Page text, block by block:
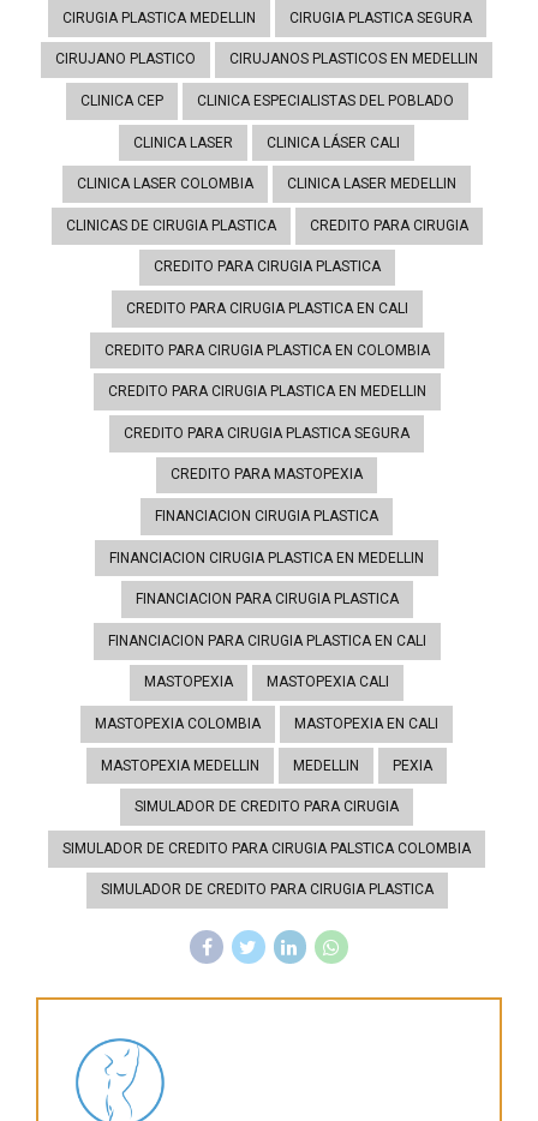
CIRUGIA PLASTICA MEDELLIN CIRUGIA PLASTICA SEGURA
CIRUJANO PLASTICO CIRUJANOS PLASTICOS EN MEDELLIN
CLINICA CEP CLINICA ESPECIALISTAS DEL POBLADO
CLINICA LASER CLINICA LÁSER CALI
CLINICA LASER COLOMBIA CLINICA LASER MEDELLIN
CLINICAS DE CIRUGIA PLASTICA CREDITO PARA CIRUGIA
CREDITO PARA CIRUGIA PLASTICA
CREDITO PARA CIRUGIA PLASTICA EN CALI
CREDITO PARA CIRUGIA PLASTICA EN COLOMBIA
CREDITO PARA CIRUGIA PLASTICA EN MEDELLIN
CREDITO PARA CIRUGIA PLASTICA SEGURA
CREDITO PARA MASTOPEXIA
FINANCIACION CIRUGIA PLASTICA
FINANCIACION CIRUGIA PLASTICA EN MEDELLIN
FINANCIACION PARA CIRUGIA PLASTICA
FINANCIACION PARA CIRUGIA PLASTICA EN CALI
MASTOPEXIA MASTOPEXIA CALI
MASTOPEXIA COLOMBIA MASTOPEXIA EN CALI
MASTOPEXIA MEDELLIN MEDELLIN PEXIA
SIMULADOR DE CREDITO PARA CIRUGIA
SIMULADOR DE CREDITO PARA CIRUGIA PALSTICA COLOMBIA
SIMULADOR DE CREDITO PARA CIRUGIA PLASTICA